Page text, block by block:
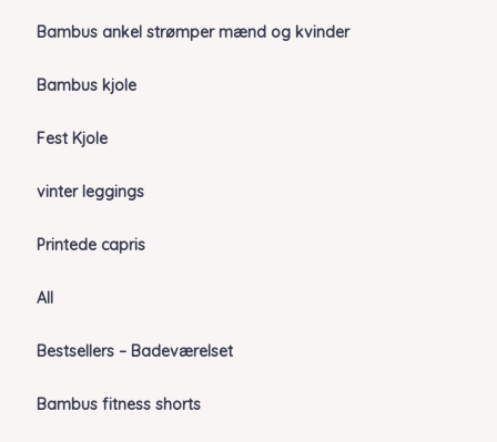
Bambus ankel strømper mænd og kvinder
Bambus kjole
Fest Kjole
vinter leggings
Printede capris
All
Bestsellers – Badeværelset
Bambus fitness shorts